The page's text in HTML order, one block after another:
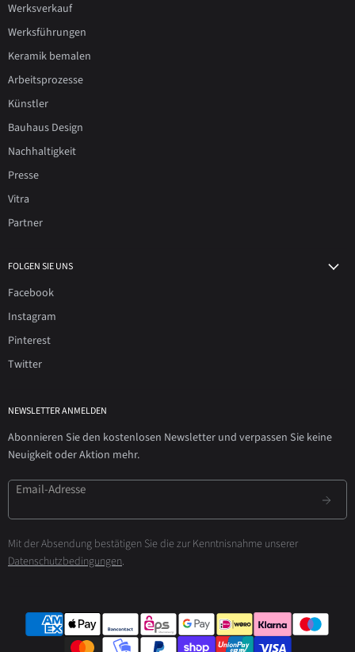
Werksverkauf
Werksführungen
Keramik bemalen
Arbeitsprozesse
Künstler
Bauhaus Design
Nachhaltigkeit
Presse
Vitra
Partner
FOLGEN SIE UNS
Facebook
Instagram
Pinterest
Twitter
NEWSLETTER ANMELDEN
Abonnieren Sie den kostenlosen Newsletter und verpassen Sie keine
Neuigkeit oder Aktion mehr.
Email-Adresse
Mit der Absendung bestätigen Sie die zur Kenntnisnahme unserer
Datenschutzbedingungen.